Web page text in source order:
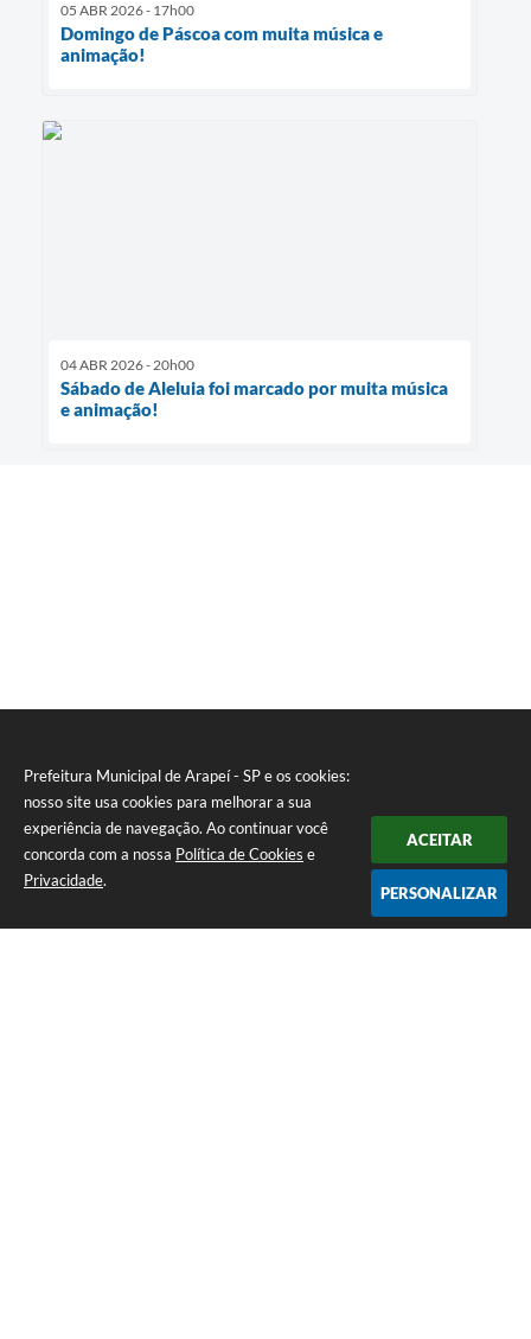
Prefeitura Municipal de Arapeí - SP e os cookies:
nosso site usa cookies para melhorar a sua
experiência de navegação. Ao continuar você
concorda com a nossa Política de Cookies e
Privacidade.
ACEITAR
PERSONALIZAR
05 ABR 2026 - 17h00
Domingo de Páscoa com muita música e
animação!
04 ABR 2026 - 20h00
Sábado de Aleluia foi marcado por muita música
e animação!